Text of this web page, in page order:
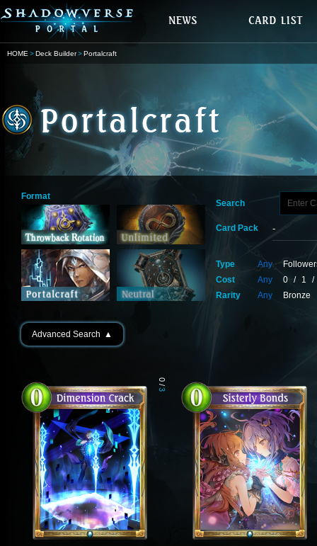
HOME Deck Builder Portalcraft
Format
Search
Card Pack
Type Any
Cost
Any 0 / 1
/
Rarity
Any Bronze
Advanced Search ▲
0
/
3